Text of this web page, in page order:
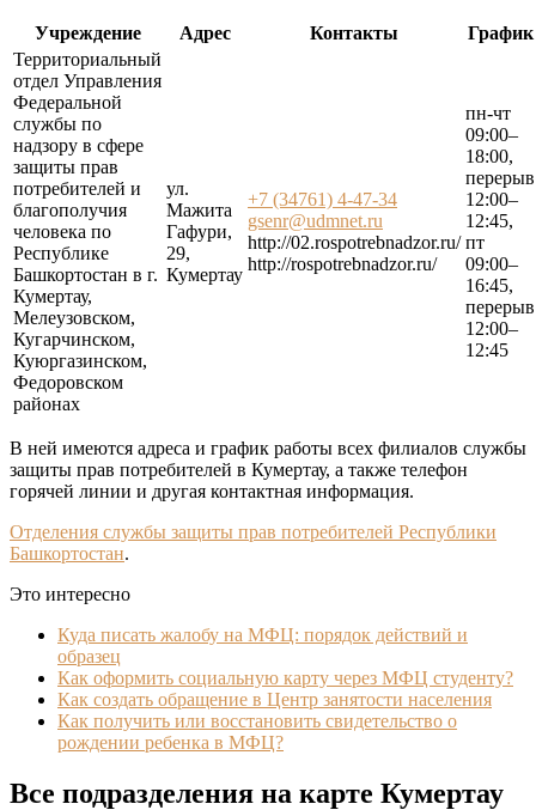
Учреждение Адрес Контакты
График
Территориальный
отдел Управления
Федеральной
службы по
надзору в сфере
защиты прав
потребителей и
благополучия
человека по
Республике
Башкортостан в г.
Кумертау,
Мелеузовском,
Кугарчинском,
Куюргазинском,
Федоровском
районах
ул.
Мажита
Гафури,
29,
Кумертау
+7 (34761) 4-47-34
gsenr@udmnet.ru
http://02.rospotrebnadzor.ru/
http://rospotrebnadzor.ru/
пн-чт
09:00–
18:00,
перерыв
12:00–
12:45,
пт
09:00–
16:45,
перерыв
12:00–
12:45
В ней имеются адреса и график работы всех филиалов службы
защиты прав потребителей в Кумертау, а также телефон
горячей линии и другая контактная информация.
Отделения службы защиты прав потребителей Республики
Башкортостан.
Это интересно
Куда писать жалобу на МФЦ: порядок действий и
образец
Как оформить социальную карту через МФЦ студенту?
Как создать обращение в Центр занятости населения
Как получить или восстановить свидетельство о
рождении ребенка в МФЦ?
Все подразделения на карте Кумертау